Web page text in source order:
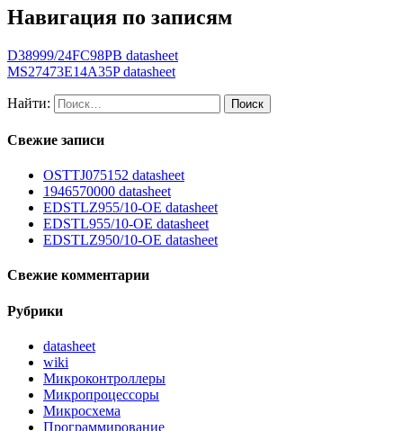
Навигация по записям
D38999/24FC98PB datasheet
MS27473E14A35P datasheet
Найти:
Свежие записи
OSTTJ075152 datasheet
1946570000 datasheet
EDSTLZ955/10-OE datasheet
EDSTL955/10-OE datasheet
EDSTLZ950/10-OE datasheet
Свежие комментарии
Рубрики
datasheet
wiki
Микроконтроллеры
Микропроцессоры
Микросхема
Программирование